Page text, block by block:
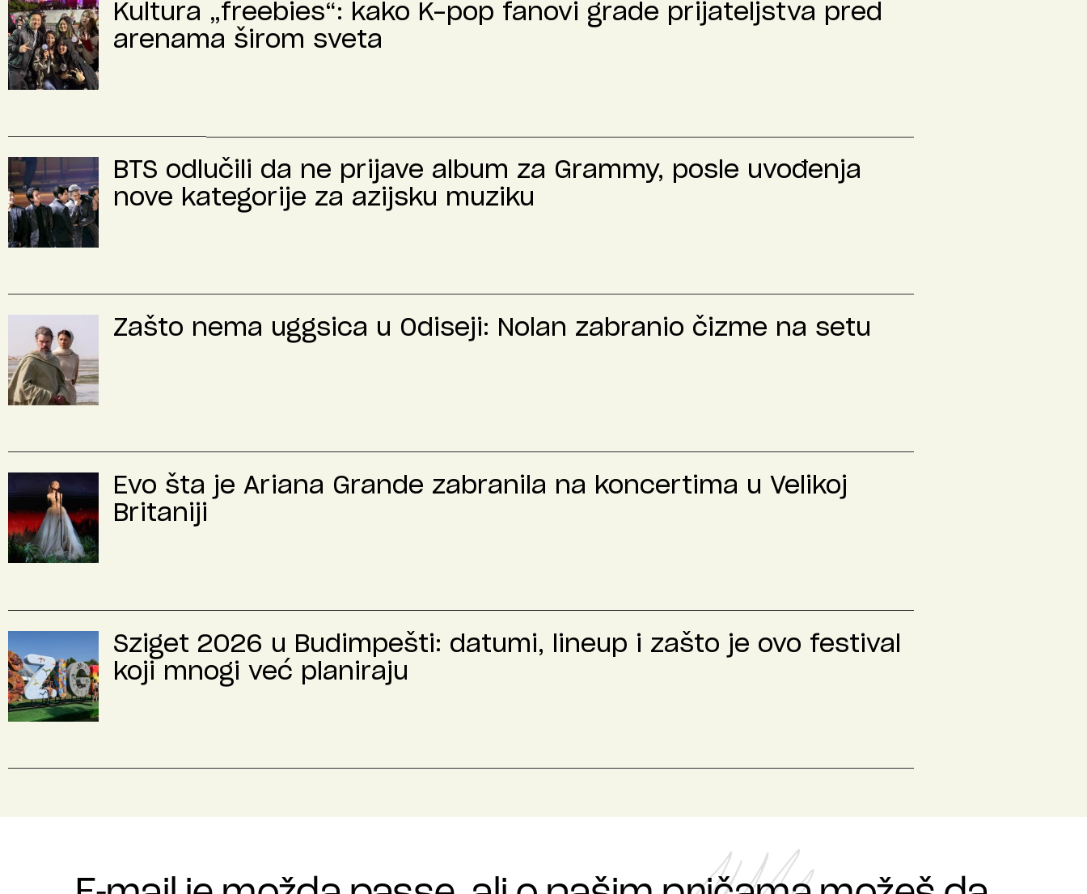
Kultura „freebies“: kako K-pop fanovi grade prijateljstva pred
arenama širom sveta
BTS odlučili da ne prijave album za Grammy, posle uvođenja
nove kategorije za azijsku muziku
Zašto nema uggsica u Odiseji: Nolan zabranio čizme na setu
Evo šta je Ariana Grande zabranila na koncertima u Velikoj
Britaniji
Sziget 2026 u Budimpešti: datumi, lineup i zašto je ovo festival
koji mnogi već planiraju